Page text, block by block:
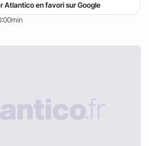
Atlantico en favori sur Google